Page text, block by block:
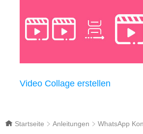
Video Collage erstellen
Startseite Anleitungen WhatsApp